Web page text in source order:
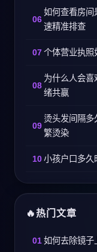
如何查看房间
速精准排查
个体营业执照
为什么人会
绪共赢
烫头发间隔
繁烫染
小孩户口多久
热门文章
如何去除镜子